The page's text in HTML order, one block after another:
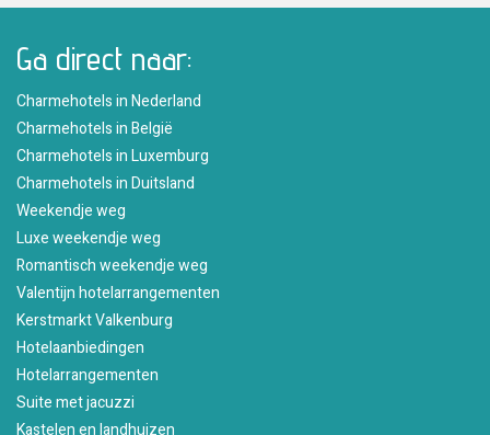
Ga direct naar:
Charmehotels in Nederland
Charmehotels in België
Charmehotels in Luxemburg
Charmehotels in Duitsland
Weekendje weg
Luxe weekendje weg
Romantisch weekendje weg
Valentijn hotelarrangementen
Kerstmarkt Valkenburg
Hotelaanbiedingen
Hotelarrangementen
Suite met jacuzzi
Kastelen en landhuizen